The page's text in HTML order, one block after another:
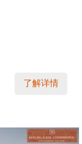
了解详情